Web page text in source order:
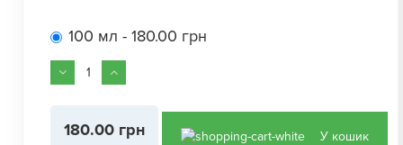
100 мл - 180.00 грн
180.00 грн У кошик